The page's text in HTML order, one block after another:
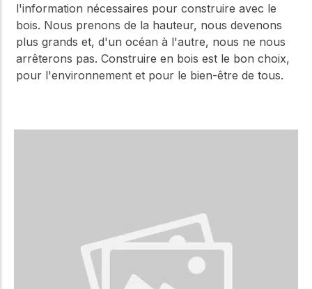
l'information nécessaires pour construire avec le
bois. Nous prenons de la hauteur, nous devenons
plus grands et, d'un océan à l'autre, nous ne nous
arrêterons pas. Construire en bois est le bon choix,
pour l'environnement et pour le bien-être de tous.